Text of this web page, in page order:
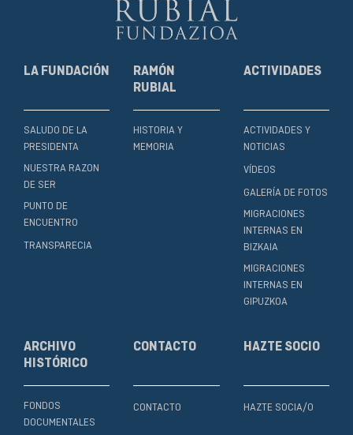
LA FUNDACIÓN
SALUDO DE LA
PRESIDENTA
NUESTRA RAZON
DE SER
PUNTO DE
ENCUENTRO
TRANSPARECIA
RAMÓN
RUBIAL
HISTORIA Y
MEMORIA
ACTIVIDADES
ACTIVIDADES Y
NOTICIAS
VÍDEOS
GALERÍA DE FOTOS
MIGRACIONES
INTERNAS EN
BIZKAIA
MIGRACIONES
INTERNAS EN
GIPUZKOA
ARCHIVO
HISTÓRICO
FONDOS
DOCUMENTALES
CONTACTO
CONTACTO
HAZTE SOCIO
HAZTE SOCIA/O